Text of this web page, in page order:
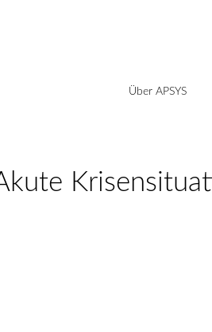
Über APSYS